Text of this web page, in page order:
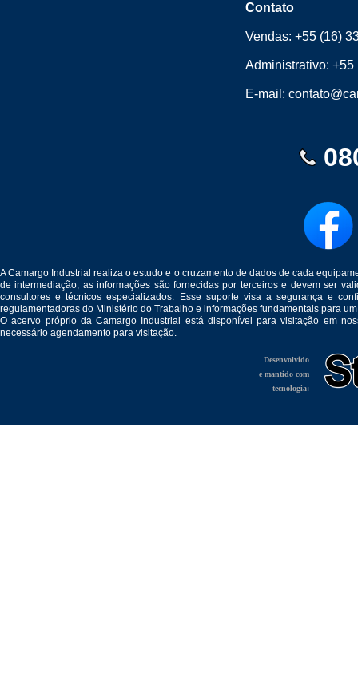
Contato
Vendas:+55 (16)
Administrativo:+55
E-mail:
A Camargo Industrial realiza o estudo e o cruzamento de dados de cada
de intermediação, as informações são fornecidas por terceiros e devem ser
consultores e técnicos especializados. Esse suporte visa a segurança e
regulamentadoras do Ministério do Trabalho e informações fundamentais para
O acervo próprio da Camargo Industrial está disponível para visitação em
necessário agendamento para visitação.
Desenvolvido
e mantido com
tecnologia: